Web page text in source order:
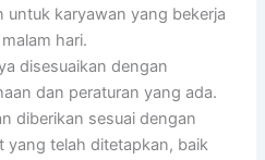
untuk karyawan yang bekerja
hari.
disesuaikan dengan
dan peraturan yang ada.
diberikan sesuai dengan
yang telah ditetapkan, baik